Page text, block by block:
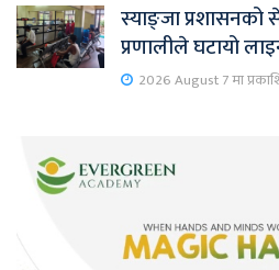
स्याङ्जा
प्रणालीले घटायो
2026 August 7 मा